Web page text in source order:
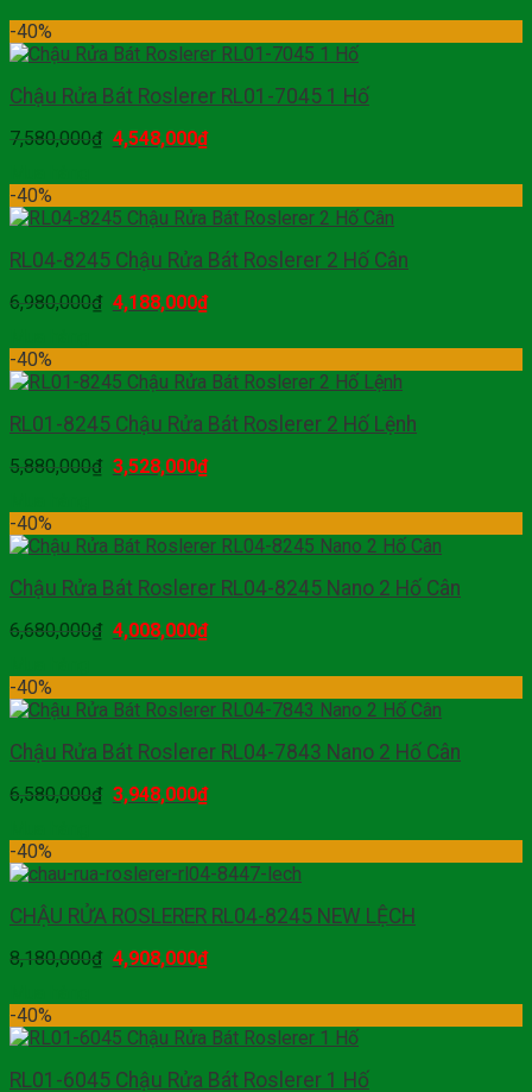
-40%
Chậu Rửa Bát Roslerer RL01-7045 1 Hố
7,580,000₫ 4,548,000₫
-40%
RL04-8245 Chậu Rửa Bát Roslerer 2 Hố Cân
6,980,000₫ 4,188,000₫
-40%
RL01-8245 Chậu Rửa Bát Roslerer 2 Hố Lệnh
5,880,000₫ 3,528,000₫
-40%
Chậu Rửa Bát Roslerer RL04-8245 Nano 2 Hố Cân
6,680,000₫ 4,008,000₫
-40%
Chậu Rửa Bát Roslerer RL04-7843 Nano 2 Hố Cân
6,580,000₫ 3,948,000₫
-40%
CHẬU RỬA ROSLERER RL04-8245 NEW LỆCH
8,180,000₫ 4,908,000₫
-40%
RL01-6045 Chậu Rửa Bát Roslerer 1 Hố